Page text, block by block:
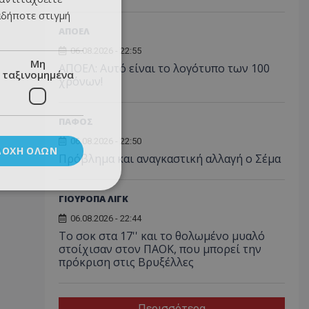
06.08.2026 - 22:55
ΑΠΟΕΛ: Αυτό είναι το λογότυπο των 100
χρόνων!
06.08.2026 - 22:50
Πρόβλημα και αναγκαστική αλλαγή ο Σέμα
ΓΙΟΥΡΟΠΑ ΛΙΓΚ
06.08.2026 - 22:44
Το σοκ στα 17'' και το θολωμένο μυαλό
στοίχισαν στον ΠΑΟΚ, που μπορεί την
πρόκριση στις Βρυξέλλες
στιγμή
Μη
ταξινομημένα
ΌΛΩΝ